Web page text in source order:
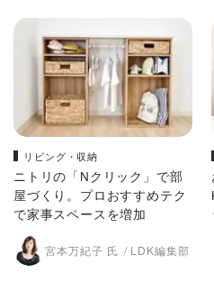
リビング・収納
ニトリの「Nクリック」で部
屋づくり。プロおすすめテク
で家事スペースを増加
宮本万紀子 氏 LDK編集部